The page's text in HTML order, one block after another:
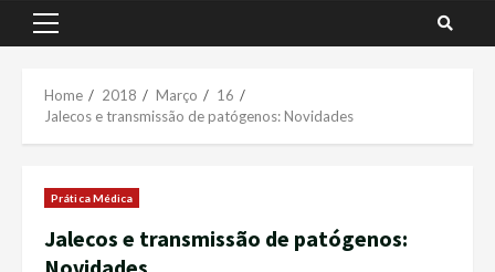
Primary
Home 2018 Março
16
Jalecos e transmissão de patógenos: Novidades
Prática Médica
Jalecos e transmissão de patógenos: